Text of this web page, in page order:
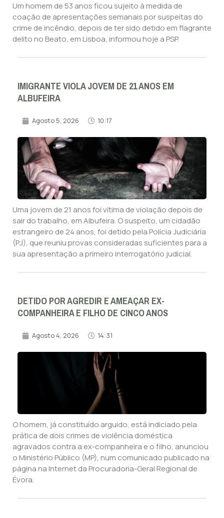
Um homem de 53 anos ficou sujeito à medida de
coação de apresentações semanais por suspeitas do
crime de incêndio, depois de ter sido detido em flagrante
delito no Beato, em Lisboa, informou hoje a PSP.
IMIGRANTE VIOLA JOVEM DE 21 ANOS EM
ALBUFEIRA
Agosto 5, 2026 10:17
Uma jovem de 21 anos foi vítima de violação depois de
sair do trabalho, em Albufeira. O suspeito, um cidadão
estrangeiro de 24 anos, foi detido pela Polícia Judiciária
(PJ), que reuniu provas consideradas suficientes para a
sua apresentação a primeiro interrogatório judicial.
DETIDO POR AGREDIR E AMEAÇAR EX-
COMPANHEIRA E FILHO DE CINCO ANOS
Agosto 4, 2026 14:31
O homem, já constituído arguido, está indiciado pela
prática de dois crimes de violência doméstica
agravados contra a ex-companheira e o filho, anunciou
o Ministério Público (MP), num comunicado publicado na
página na Internet da Procuradoria-Geral Regional de
Évora.